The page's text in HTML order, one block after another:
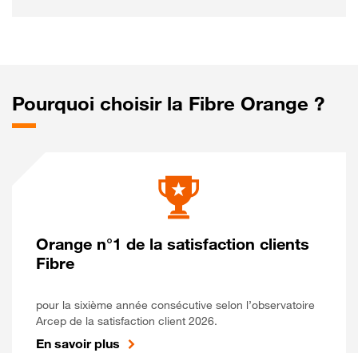
Pourquoi choisir la Fibre Orange ?
Orange n°1 de la satisfaction clients
Fibre
pour la sixième année consécutive selon l’observatoire
Arcep de la satisfaction client 2026.
En savoir plus